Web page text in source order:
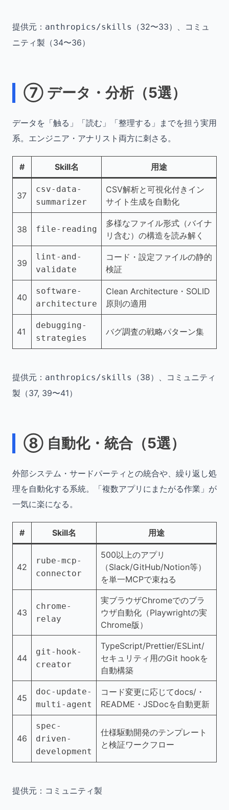
提供元： anthropics/skills
（32〜33）、コミュ
ニティ製（34〜36）
⑦ データ・分析（5選）
データを「触る」「読む」「整理する」までを担う実用
系。エンジニア・アナリスト両方に刺さる。
# Skill名 用途
37
csv-data-
summarizer
CSV解析と可視化付きイン
サイト生成を自動化
38 file-reading
多様なファイル形式（バイナ
リ含む）の構造を読み解く
39
lint-and-
validate
コード・設定ファイルの静的
検証
40
software-
architecture
Clean Architecture・SOLID
原則の適用
41
debugging-
strategies
バグ調査の戦略パターン集
提供元： anthropics/skills
（38）、コミュニティ
製（37, 39〜41）
⑧ 自動化・統合（5選）
外部システム・サードパーティとの統合や、繰り返し処
理を自動化する系統。「複数アプリにまたがる作業」が
一気に楽になる。
# Skill名 用途
42
rube-mcp-
connector
500以上のアプリ
（Slack/GitHub/Notion等）
を単一MCPで束ねる
43
chrome-
relay
実ブラウザChromeでのブラ
ウザ自動化（Playwrightの実
Chrome版）
44
git-hook-
creator
TypeScript/Prettier/ESLint/
セキュリティ用のGit hookを
自動構築
45
doc-update-
multi-agent
コード変更に応じてdocs/・
README・JSDocを自動更新
46
spec-
driven-
development
仕様駆動開発のテンプレート
と検証ワークフロー
提供元：コミュニティ製